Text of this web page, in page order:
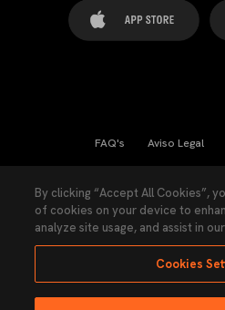
FAQ's Aviso Legal
Ley Transparencia
By clicking “Accept All Cookies”,
of cookies on your device to
analyze site usage, and assist in
Cookies